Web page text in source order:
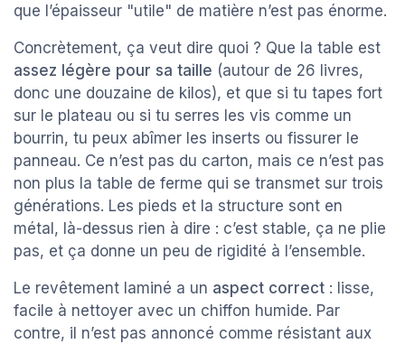
que l’épaisseur "utile" de matière n’est pas énorme.
Concrètement, ça veut dire quoi ? Que la table est
assez légère pour sa taille (autour de 26 livres,
donc une douzaine de kilos), et que si tu tapes fort
sur le plateau ou si tu serres les vis comme un
bourrin, tu peux abîmer les inserts ou fissurer le
panneau. Ce n’est pas du carton, mais ce n’est pas
non plus la table de ferme qui se transmet sur trois
générations. Les pieds et la structure sont en
métal, là-dessus rien à dire : c’est stable, ça ne plie
pas, et ça donne un peu de rigidité à l’ensemble.
Le revêtement laminé a un aspect correct : lisse,
facile à nettoyer avec un chiffon humide. Par
contre, il n’est pas annoncé comme résistant aux